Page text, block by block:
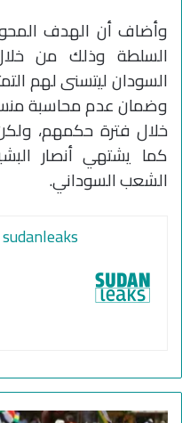
وأضاف أن الهدف
السلطة وذلك من
السودان ليتسنى لهم
وضمان عدم محاسبة
خلال فترة حكمهم،
كما يشتهي أنصار
الشعب السوداني.
sudanleaks